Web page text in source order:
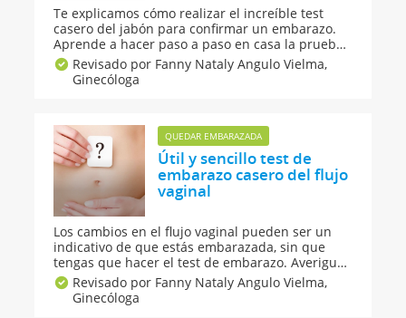
Te explicamos cómo realizar el increíble test
casero del jabón para confirmar un embarazo.
Aprende a hacer paso a paso en casa la prueba
del jabón para saber si estás embarazada.
¿Quieres saber si estás en estado? Puedes
probar con este método casero de embarazo con
Revisado por Fanny Nataly Angulo Vielma,
Ginecóloga
QUEDAR EMBARAZADA
Útil y sencillo test de
embarazo casero del flujo
vaginal
Los cambios en el flujo vaginal pueden ser un
indicativo de que estás embarazada, sin que
tengas que hacer el test de embarazo. Averigua
si puedes estar esperando un bebé con este
sencillo y útil test casero para saber si estás
embarazada según el color, el olor y la textura
Revisado por Fanny Nataly Angulo Vielma,
Ginecóloga